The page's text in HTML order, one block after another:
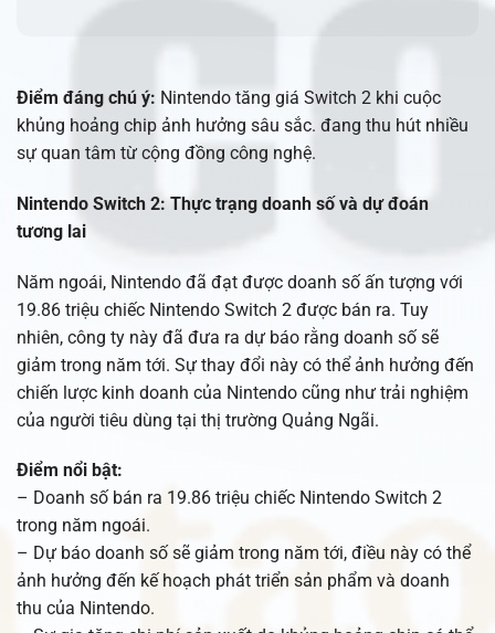
Điểm đáng chú ý: Nintendo tăng giá Switch 2 khi cuộc
khủng hoảng chip ảnh hưởng sâu sắc. đang thu hút nhiều
sự quan tâm từ cộng đồng công nghệ.
Nintendo Switch 2: Thực trạng doanh số và dự đoán
tương lai
Năm ngoái, Nintendo đã đạt được doanh số ấn tượng với
19.86 triệu chiếc Nintendo Switch 2 được bán ra. Tuy
nhiên, công ty này đã đưa ra dự báo rằng doanh số sẽ
giảm trong năm tới. Sự thay đổi này có thể ảnh hưởng đến
chiến lược kinh doanh của Nintendo cũng như trải nghiệm
của người tiêu dùng tại thị trường Quảng Ngãi.
Điểm nổi bật:
– Doanh số bán ra 19.86 triệu chiếc Nintendo Switch 2
trong năm ngoái.
– Dự báo doanh số sẽ giảm trong năm tới, điều này có thể
ảnh hưởng đến kế hoạch phát triển sản phẩm và doanh
thu của Nintendo.